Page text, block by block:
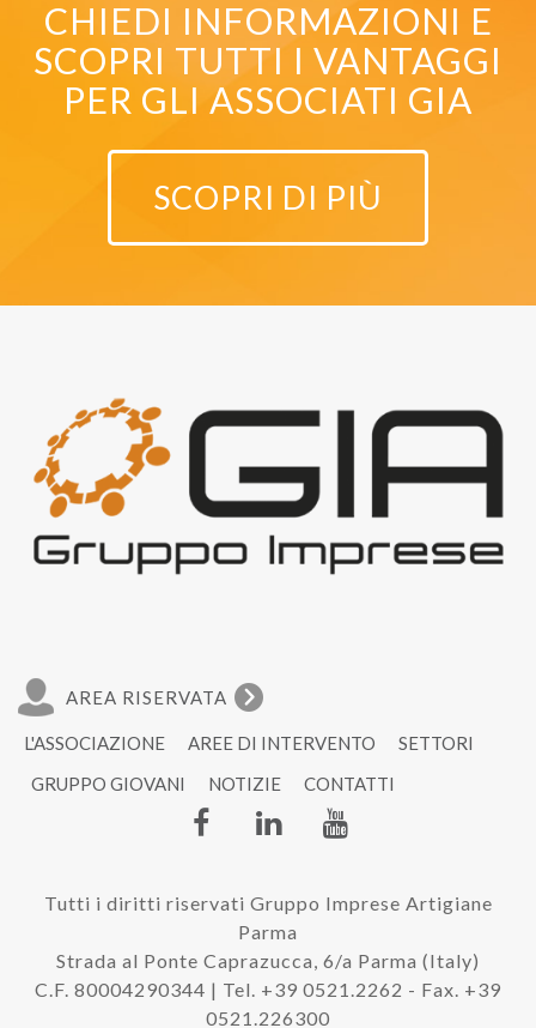
CHIEDI INFORMAZIONI E
SCOPRI TUTTI I VANTAGGI
PER GLI ASSOCIATI GIA
SCOPRI DI PIÙ
AREA RISERVATA
L'ASSOCIAZIONE AREE DI INTERVENTO
SETTORI
GRUPPO GIOVANI
NOTIZIE CONTATTI
Tutti i diritti riservati Gruppo Imprese Artigiane
Parma
Strada al Ponte Caprazucca, 6/a Parma (Italy)
C.F. 80004290344 | Tel. +39 0521.2262 - Fax. +39
0521.226300